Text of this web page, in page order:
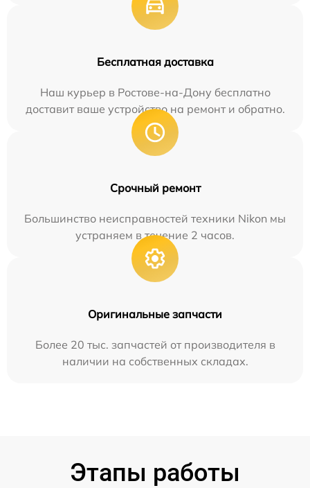
Бесплатная доставка
Наш курьер в Ростове-на-Дону бесплатно
доставит ваше устройство на ремонт и обратно.
Срочный ремонт
Большинство неисправностей техники Nikon мы
устраняем в течение 2 часов.
Оригинальные запчасти
Более 20 тыс. запчастей от производителя в
наличии на собственных складах.
Этапы работы